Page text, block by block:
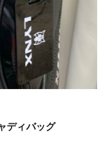
ディバッグ